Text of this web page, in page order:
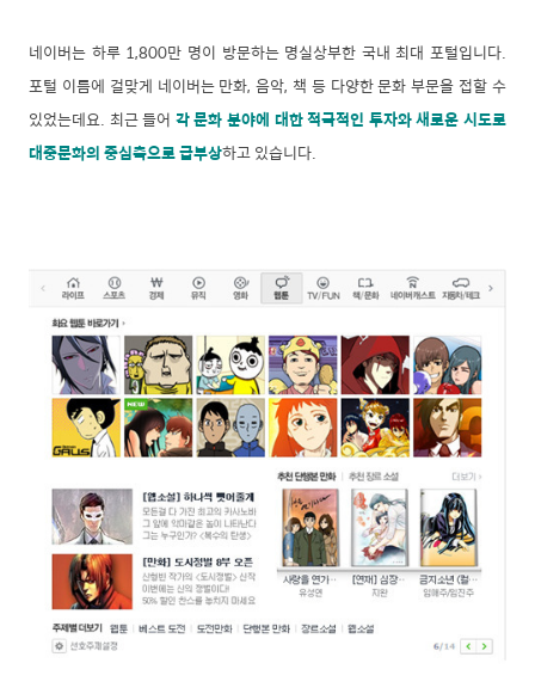
네이버는 하루 1,800만 명이 방문하는 명실상부한 국내 최대 포털입니다.
포털 이름에 걸맞게 네이버는 만화, 음악, 책 등 다양한 문화 부문을 접할 수
있었는데요. 최근 들어 각 문화 분야에 대한 적극적인 투자와 새로운 시도로
대중문화의 중심축으로 급부상하고 있습니다.